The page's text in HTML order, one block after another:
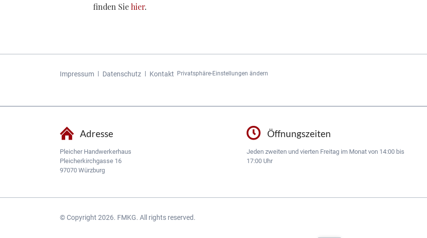
finden Siehier.
Navigation
Impressum Datenschutz Kontakt Privatsphäre-Einstellungen ändern
Adresse
Pleicher Handwerkerhaus
Pleicherkirchgasse 16
97070 Würzburg
Öffnungszeiten
Jeden zweiten und vierten Freitag im Monat von 14:00 bis
17:00 Uhr
© Copyright 2026. FMKG. All rights reserved.